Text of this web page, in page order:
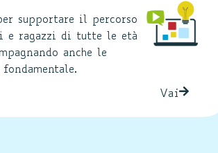
supportare il percorso
e ragazzi di tutte le età
anche le
Vai